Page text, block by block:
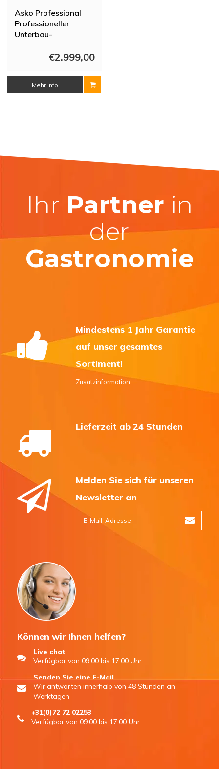
Asko Professional
Professioneller
Unterbau-
Edelstahl, 596 x 567
€2.999,00
Mehr Info
Ihr Partner in
der
Gastronomie
Mindestens 1 Jahr Garantie
auf unser gesamtes
Sortiment!
Zusatzinformation
Lieferzeit ab 24 Stunden
Melden Sie sich für unseren
Newsletter an
Können wir Ihnen helfen?
Live chat
Verfügbar von 09:00 bis 17:00 Uhr
Senden Sie eine E-Mail
Wir antworten innerhalb von 48 Stunden an
Werktagen
+31(0)72 72 02253
Verfügbar von 09:00 bis 17:00 Uhr